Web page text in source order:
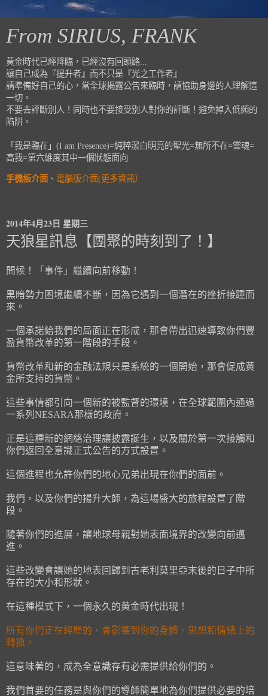
From SIRIUS, FRANK
黃金時代已經降臨，已經沒有回頭路...
讓自己成為『提升者』而不只是『光之工作者』
請準備好自己的心，當全球揭露公告來臨時，請協助身邊的人理解這
一切。
不要去評斷別人！同時也不要接受別人對你的評斷！避免掉入低頻的
陷阱。
「我是臨在」(I am Presence)=純粹潔白明亮的聖光=無所不在=靈魂=
高我=第六維度其中一個狀態面向
手機板介面 、 電腦版介面(更多資訊）
2014年4月23日 星期三
天狼星訊息【團聚的時刻到了！】
問候！「事件」繼續向前移動！
黑暗勢力困境繼續不斷，因為它遇到一個潛在的挫折接踵而
來。
一個承諾給我們的局面正在形成，那會帶出迅速導致你們豐
盈貨幣改革的第一階段的手段。
貨幣改革和新的金融法規只是系統的一個開始，那會促成黃
金所支持的貨幣。
這些事情都引向一個新的被監督的環境，在全球範圍內通過
一系列NESARA那樣的政府。
正是這種新的網絡治理讓披露誕生，以及關於第一次接觸和
你們返回全意識正式公告的方式設置。
這個進程也允許你們的地心兄弟出現在你們的面前。
我們，以及你們的揚升大師，為這場盛大的旅程設置了階
段。
隨著你們的進展，讓地球母親對她表面境界的改變向前邁
進。
這些改變會讓她的地表回歸到古老利莫里亞末後的日子中所
存在的大小和形狀。
在這種模式下，一個永久的黃金時代出現！
所有你們正在經歷的，會影響到你的身體、思想和情緒上的
轉換。
這意味著的，成為全意識存有必需提供給你們的。
我們首要的任務是與你們的導師簡單地為你們提供必要的培